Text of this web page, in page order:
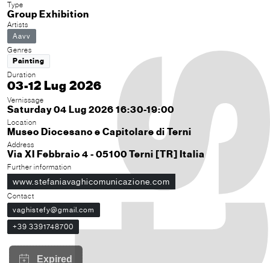
Type
Group Exhibition
Artists
Aavv
Genres
Painting
Duration
03-12 Lug 2026
Vernissage
Saturday 04 Lug 2026 16:30-19:00
Location
Museo Diocesano e Capitolare di Terni
Address
Via XI Febbraio 4 - 05100 Terni [TR] Italia
Further information
www.stefaniavaghicomunicazione.com
Contact
vaghistefy@gmail.com
+39 3391748700